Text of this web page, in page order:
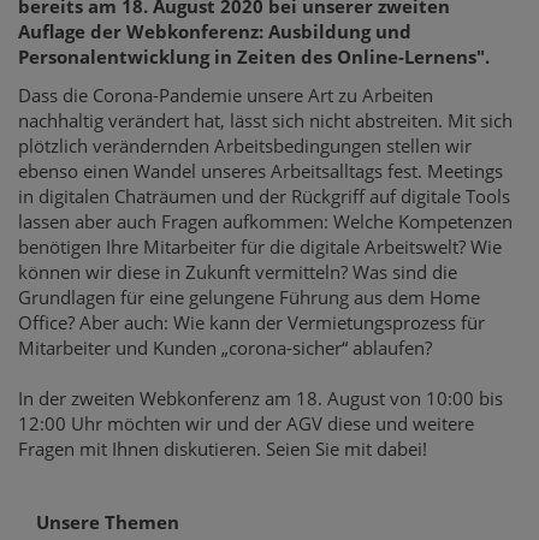
bereits am 18. August 2020 bei unserer zweiten
Auflage der Webkonferenz: Ausbildung und
Personalentwicklung in Zeiten des Online-Lernens".
Dass die Corona-Pandemie unsere Art zu Arbeiten
nachhaltig verändert hat, lässt sich nicht abstreiten. Mit sich
plötzlich verändernden Arbeitsbedingungen stellen wir
ebenso einen Wandel unseres Arbeitsalltags fest. Meetings
in digitalen Chaträumen und der Rückgriff auf digitale Tools
lassen aber auch Fragen aufkommen: Welche Kompetenzen
benötigen Ihre Mitarbeiter für die digitale Arbeitswelt? Wie
können wir diese in Zukunft vermitteln? Was sind die
Grundlagen für eine gelungene Führung aus dem Home
Office? Aber auch: Wie kann der Vermietungsprozess für
Mitarbeiter und Kunden „corona-sicher“ ablaufen?
In der zweiten Webkonferenz am 18. August von 10:00 bis
12:00 Uhr möchten wir und der AGV diese und weitere
Fragen mit Ihnen diskutieren. Seien Sie mit dabei!
Unsere Themen